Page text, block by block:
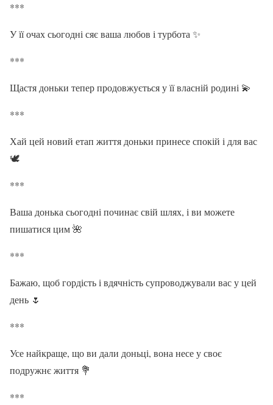
***
У її очах сьогодні сяє ваша любов і турбота ✨
***
Щастя доньки тепер продовжується у її власній родині 💫
***
Хай цей новий етап життя доньки принесе спокій і для вас
🕊️
***
Ваша донька сьогодні починає свій шлях, і ви можете
пишатися цим 🌺
***
Бажаю, щоб гордість і вдячність супроводжували вас у цей
день 🌷
***
Усе найкраще, що ви дали доньці, вона несе у своє
подружнє життя 💐
***